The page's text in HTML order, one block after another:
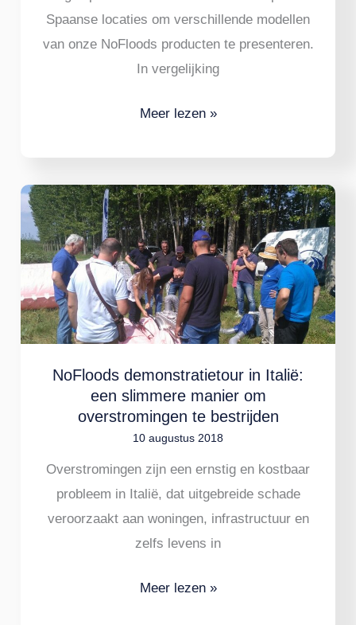
Spaanse locaties om verschillende modellen
van onze NoFloods producten te presenteren.
In vergelijking
Meer lezen »
NoFloods demonstratietour in Italië:
een slimmere manier om
overstromingen te bestrijden
10 augustus 2018
Overstromingen zijn een ernstig en kostbaar
probleem in Italië, dat uitgebreide schade
veroorzaakt aan woningen, infrastructuur en
zelfs levens in
NoFloods
demonstratietour
in
Italië:
een
slimmere
manier
om
overstromingen
te
bestrijden
Meer lezen »